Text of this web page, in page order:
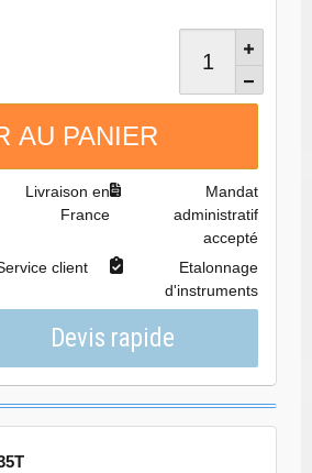
AU PANIER
Livraison en
France
Mandat
administratif
accepté
client
Etalonnage
d'instruments